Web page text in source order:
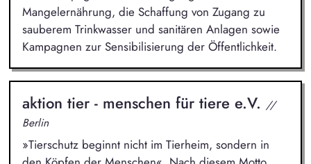
Mangelernährung, die Schaffung von Zugang zu
sauberem Trinkwasser und sanitären Anlagen sowie
Kampagnen zur Sensibilisierung der Öffentlichkeit.
aktion tier - menschen für tiere e.V. //
Berlin
»Tierschutz beginnt nicht im Tierheim, sondern in